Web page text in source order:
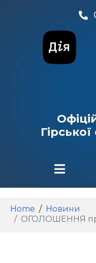
Home
Новини
ОГОЛОШЕННЯ про умови проведення конкурсу з